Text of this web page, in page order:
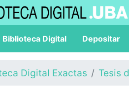
Biblioteca Digital Depositar
Digital Exactas Tesis